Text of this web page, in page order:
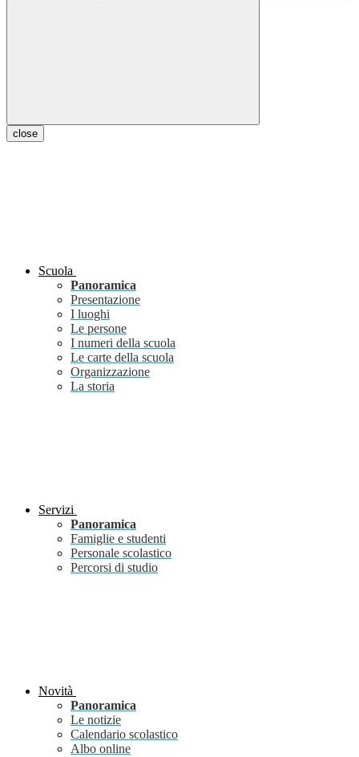
close
Scuola
Panoramica
Presentazione
I luoghi
Le persone
I numeri della scuola
Le carte della scuola
Organizzazione
La storia
Servizi
Panoramica
Famiglie e studenti
Personale scolastico
Percorsi di studio
Novità
Panoramica
Le notizie
Calendario scolastico
Albo online